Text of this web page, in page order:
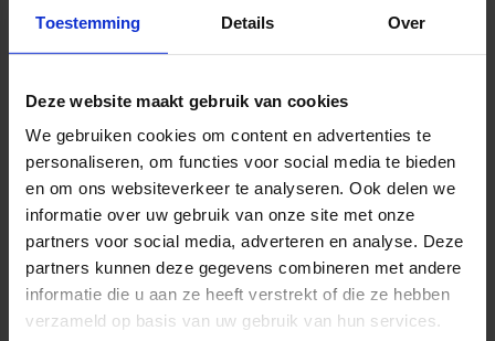
Toestemming Details Over
Deze website maakt gebruik van cookies
We gebruiken cookies om content en advertenties te
personaliseren, om functies voor social media te bieden
en om ons websiteverkeer te analyseren. Ook delen we
informatie over uw gebruik van onze site met onze
partners voor social media, adverteren en analyse. Deze
partners kunnen deze gegevens combineren met andere
informatie die u aan ze heeft verstrekt of die ze hebben
verzameld op basis van uw gebruik van hun services.
Zo overtuig je jouw manager
Twijfel je of jouw manager wel goedkeuring kan/wil geven voor deze
(meer) beschikbaar is? Of vraag je je af of jouw opleidingsbehoefte
wel groot genoeg is? Hierover kunnen we heel duidelijk zijn: dat
zijnaannamesdie je nu tegenhouden. Je bekijkt deze opleiding niet
voor niets: jij wilt jezelf ontwikkelen, dus ga ervoor!
Wij helpen je om de drempel richting jouw manager weg te
nemen. In dit blog geven we je 10 tips waarmee je je goed
voorbereidt op het gesprek met jouw manager. Ook maak je jouw
persoonlijke opleidingsvoorstel. Jouw manager móet daarna wel